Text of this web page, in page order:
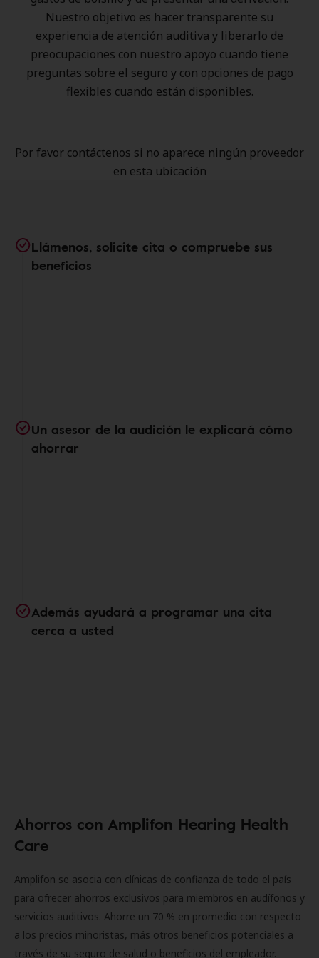
Nuestro objetivo es hacer transparente su
experiencia de atención auditiva y liberarlo de
preocupaciones con nuestro apoyo cuando tiene
preguntas sobre el seguro y con opciones de pago
flexibles cuando están disponibles.
Por favor contáctenos si no aparece ningún proveedor
en esta ubicación
Llámenos, solicite cita o compruebe sus
beneficios
Un asesor de la audición le explicará cómo
ahorrar
Además ayudará a programar una cita
cerca a usted
Ahorros con Amplifon Hearing Health
Care
Amplifon se asocia con clínicas de confianza de todo el país
para ofrecer ahorros exclusivos para miembros en audífonos y
servicios auditivos. Ahorre un 70 % en promedio con respecto
a los precios minoristas, más otros beneficios potenciales a
través de su seguro de salud o beneficios del empleador.